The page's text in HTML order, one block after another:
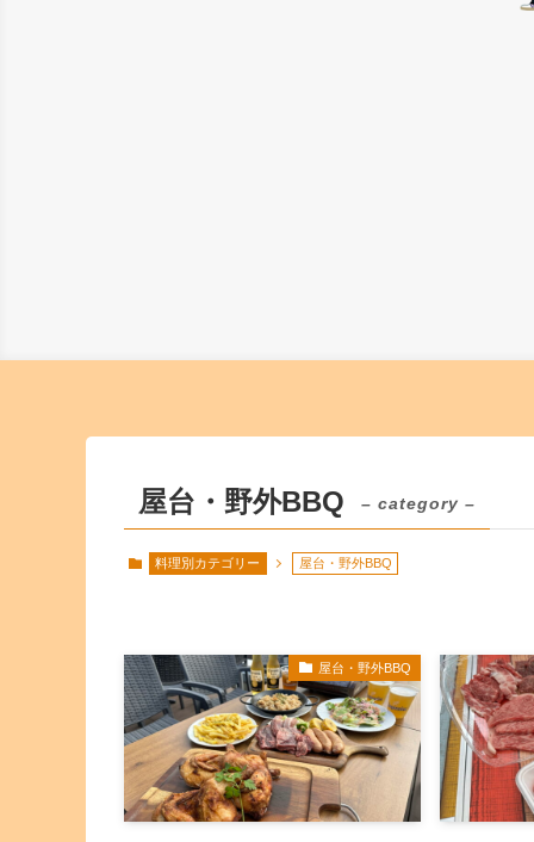
屋台・野外BBQ – category –
料理別カテゴリー 屋台・野外BBQ
屋台・野外BBQ